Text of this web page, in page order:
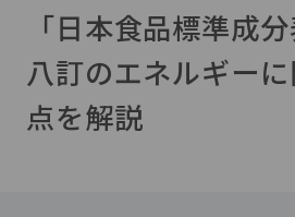
「日本食品標準成
八訂のエネルギー
点を解説